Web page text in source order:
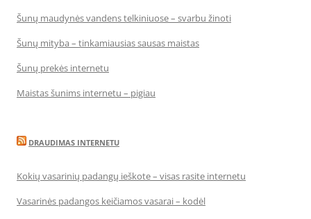
Šunų maudynės vandens telkiniuose – svarbu žinoti
Šunų mityba – tinkamiausias sausas maistas
Šunų prekės internetu
Maistas šunims internetu – pigiau
DRAUDIMAS INTERNETU
Kokių vasarinių padangų ieškote – visas rasite internetu
Vasarinės padangos keičiamos vasarai – kodėl